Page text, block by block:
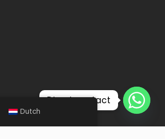
Dutch
Direct contact